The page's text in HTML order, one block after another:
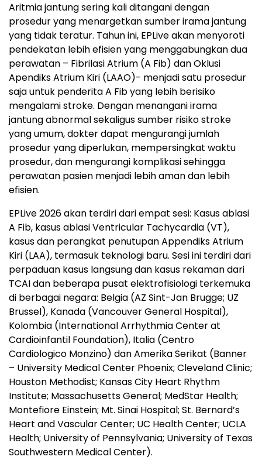
Aritmia jantung sering kali ditangani dengan
prosedur yang menargetkan sumber irama jantung
yang tidak teratur. Tahun ini, EPLive akan menyoroti
pendekatan lebih efisien yang menggabungkan dua
perawatan – Fibrilasi Atrium (A Fib) dan Oklusi
Apendiks Atrium Kiri (LAAO)- menjadi satu prosedur
saja untuk penderita A Fib yang lebih berisiko
mengalami stroke. Dengan menangani irama
jantung abnormal sekaligus sumber risiko stroke
yang umum, dokter dapat mengurangi jumlah
prosedur yang diperlukan, mempersingkat waktu
prosedur, dan mengurangi komplikasi sehingga
perawatan pasien menjadi lebih aman dan lebih
efisien.
EPLive 2026 akan terdiri dari empat sesi: Kasus ablasi
A Fib, kasus ablasi Ventricular Tachycardia (VT),
kasus dan perangkat penutupan Appendiks Atrium
Kiri (LAA), termasuk teknologi baru. Sesi ini terdiri dari
perpaduan kasus langsung dan kasus rekaman dari
TCAI dan beberapa pusat elektrofisiologi terkemuka
di berbagai negara: Belgia (AZ Sint-Jan Brugge; UZ
Brussel), Kanada (Vancouver General Hospital),
Kolombia (International Arrhythmia Center at
Cardioinfantil Foundation), Italia (Centro
Cardiologico Monzino) dan Amerika Serikat (Banner
– University Medical Center Phoenix; Cleveland Clinic;
Houston Methodist; Kansas City Heart Rhythm
Institute; Massachusetts General; MedStar Health;
Montefiore Einstein; Mt. Sinai Hospital; St. Bernard’s
Heart and Vascular Center; UC Health Center; UCLA
Health; University of Pennsylvania; University of Texas
Southwestern Medical Center).